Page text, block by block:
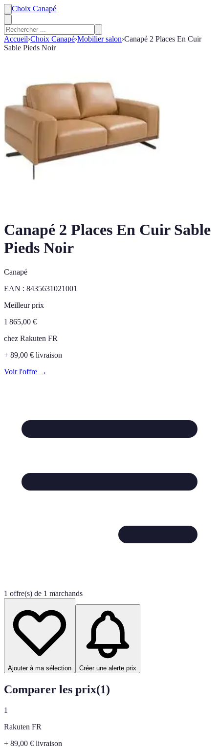
Choix Canapé
Accueil›Choix Canapé›Mobilier salon›Canapé 2 Places En Cuir
Sable Pieds Noir
Canapé 2 Places En Cuir Sable
Pieds Noir
Canapé
EAN : 8435631021001
Meilleur prix
1 865,00 €
chez Rakuten FR
+ 89,00 € livraison
Voir l'offre →
1 offre(s) de 1 marchands
Ajouter à ma sélection Créer une alerte prix
Comparer les prix(1)
1
Rakuten FR
+ 89,00 € livraison